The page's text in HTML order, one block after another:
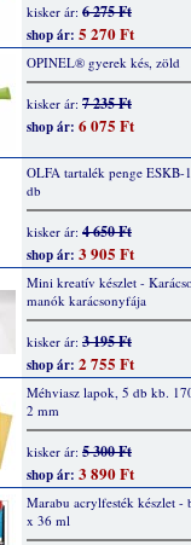
kisker ár: 6 275 Ft
shop ár: 5 270 Ft
OPINEL® gyerek kés, zöld
kisker ár: 7 235 Ft
shop ár: 6 075 Ft
OLFA tartalék penge ESKB-
db
kisker ár: 4 650 Ft
shop ár: 3 905 Ft
Mini kreatív készlet -
manók karácsonyfája
kisker ár: 3 195 Ft
shop ár: 2 755 Ft
Méhviasz lapok, 5 db kb.
2 mm
kisker ár: 5 300 Ft
shop ár: 3 890 Ft
Marabu acrylfesték készlet -
x 36 ml